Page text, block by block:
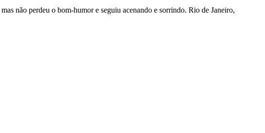
não perdeu o bom-humor e seguiu acenando e sorrindo. Rio de Janeiro,